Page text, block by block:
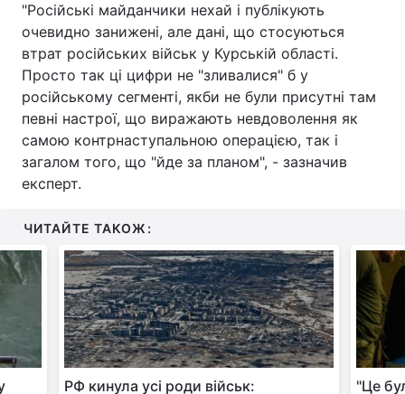
"Російські майданчики нехай і публікують
очевидно занижені, але дані, що стосуються
втрат російських військ у Курській області.
Просто так ці цифри не "зливалися" б у
російському сегменті, якби не були присутні там
певні настрої, що виражають невдоволення як
самою контрнаступальною операцією, так і
загалом того, що "йде за планом", - зазначив
експерт.
ЧИТАЙТЕ ТАКОЖ:
РФ кинула усі роди військ: "Це